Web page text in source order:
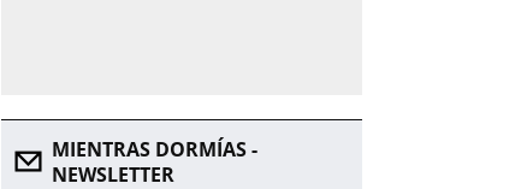
MIENTRAS DORMÍAS -
NEWSLETTER